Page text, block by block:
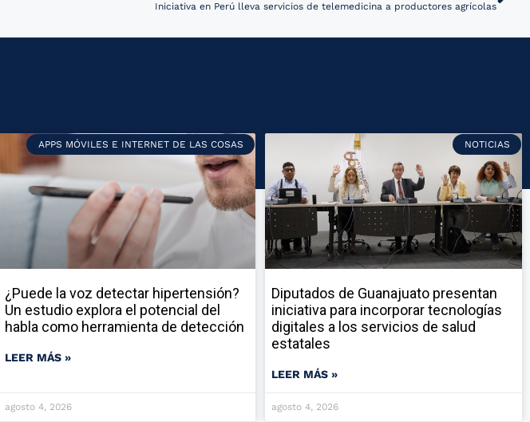
Iniciativa en Perú lleva servicios de telemedicina a productores agrícolas
APPS MÓVILES E INTERNET DE LAS COSAS
¿Puede la voz detectar hipertensión?
Un estudio explora el potencial del
habla como herramienta de detección
LEER MÁS »
agosto 4, 2026
NOTICIAS
Diputados de Guanajuato presentan
iniciativa para incorporar tecnologías
digitales a los servicios de salud
estatales
LEER MÁS »
agosto 4, 2026